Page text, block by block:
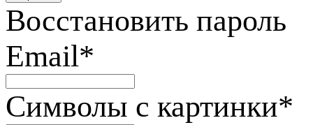
Восстановить пароль
Email*
Символы с картинки*